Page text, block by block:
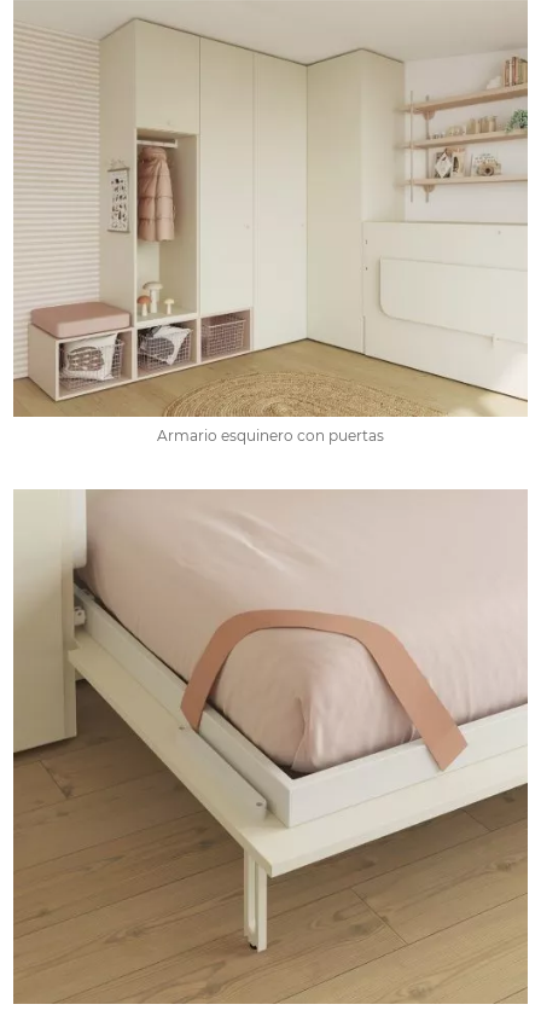
Armario esquinero con puertas